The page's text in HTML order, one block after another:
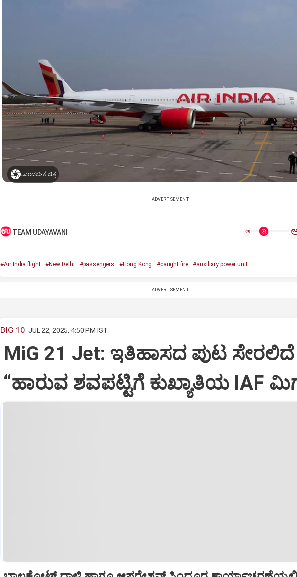
ಸಾಂದರ್ಭಿಕ ಚಿತ್ರ
ADVERTISEMENT
TEAM UDAYAVANI ಅ
#Air India flight #New Delhi #passengers #Hong Kong #caught fire #auxiliary power unit
ADVERTISEMENT
BIG 10 JUL 22, 2025, 4:50 PM IST
MiG 21 Jet: ಇತಿಹಾಸದ ಪುಟ ಸೇರಲಿದೆ
“ಹಾರುವ ಶವಪಟ್ಟಿಗೆ ಕುಖ್ಯಾತಿಯ IAF